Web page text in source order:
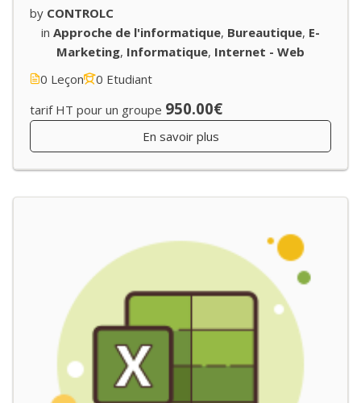
by CONTROLC
in Approche de l'informatique, Bureautique, E-
Marketing, Informatique, Internet - Web
0 Leçon
0 Etudiant
tarif HT pour un groupe 950.00€
En savoir plus